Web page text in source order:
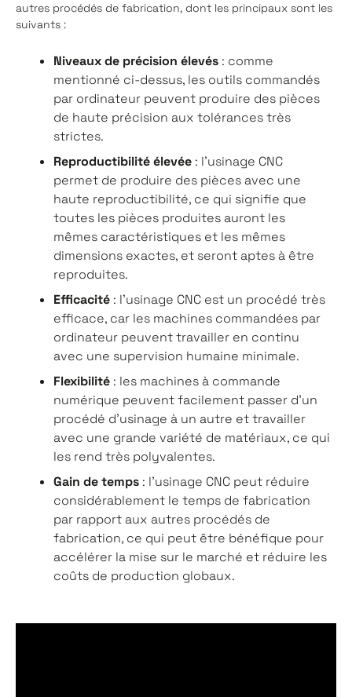
autres procédés de fabrication, dont les principaux sont les
suivants :
Niveaux de précision élevés : comme
mentionné ci-dessus, les outils commandés
par ordinateur peuvent produire des pièces
de haute précision aux tolérances très
strictes.
Reproductibilité élevée : l'usinage CNC
permet de produire des pièces avec une
haute reproductibilité, ce qui signifie que
toutes les pièces produites auront les
mêmes caractéristiques et les mêmes
dimensions exactes, et seront aptes à être
reproduites.
Efficacité : l'usinage CNC est un procédé très
efficace, car les machines commandées par
ordinateur peuvent travailler en continu
avec une supervision humaine minimale.
Flexibilité : les machines à commande
numérique peuvent facilement passer d'un
procédé d'usinage à un autre et travailler
avec une grande variété de matériaux, ce qui
les rend très polyvalentes.
Gain de temps : l'usinage CNC peut réduire
considérablement le temps de fabrication
par rapport aux autres procédés de
fabrication, ce qui peut être bénéfique pour
accélérer la mise sur le marché et réduire les
coûts de production globaux.